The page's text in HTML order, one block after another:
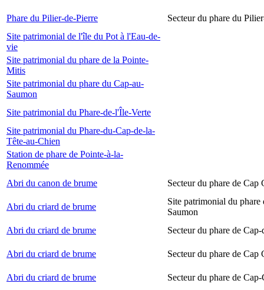
Phare du Pilier-de-Pierre
Secteur du phare du
Site patrimonial de l'île du Pot à l'Eau-de-
vie
Site patrimonial du phare de la Pointe-
Mitis
Site patrimonial du phare du Cap-au-
Saumon
Site patrimonial du Phare-de-l'Île-Verte
Site patrimonial du Phare-du-Cap-de-la-
Tête-au-Chien
Station de phare de Pointe-à-la-
Renommée
Abri du canon de brume
Secteur du phare de Cap
Abri du criard de brume
Site patrimonial du phare
Saumon
Abri du criard de brume
Secteur du phare de Cap-
Abri du criard de brume Secteur du phare de Cap
Abri du criard de brume Secteur du phare de Cap-